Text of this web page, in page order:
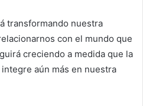
transformando nuestra
con el mundo que
creciendo a medida que la
aún más en nuestra